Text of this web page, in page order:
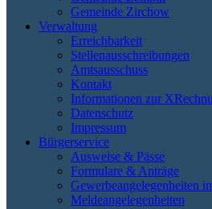
Gemeinde Zirchow
Verwaltung
Erreichbarkeit
Stellenausschreibungen
Amtsausschuss
Kontakt
Informationen zur
Datenschutz
Impressum
Bürgerservice
Ausweise & Pässe
Formulare & Anträge
Gewerbeangelegenheiten
Meldeangelegenheiten